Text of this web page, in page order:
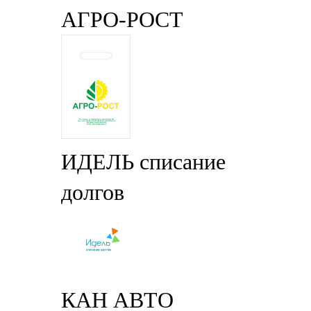
АГРО-РОСТ
ИДЕЛЬ списание
долгов
КАН АВТО